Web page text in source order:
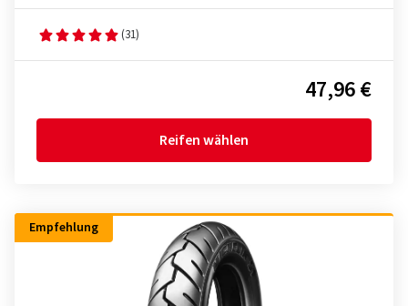
(31)
47,96 €
Reifen wählen
Empfehlung